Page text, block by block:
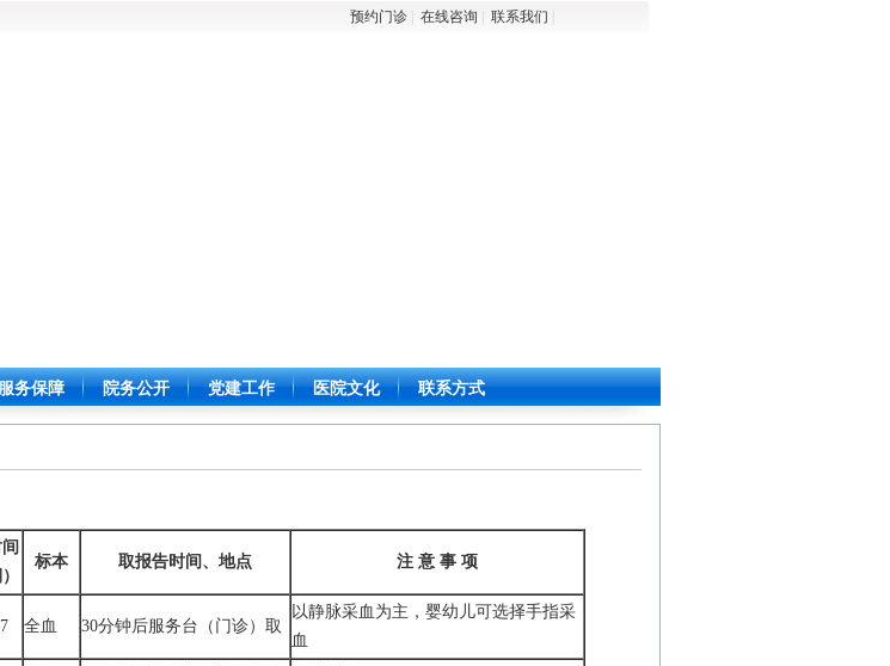
预约门诊 在线咨询 联系我们
务保障 院务公开 党建工作 医院文化 联系方式
标本 取报告时间、地点 注 意 事 项
全血 30分钟后服务台（门诊）取
以静脉采血为主，婴幼儿可选择手指采
血